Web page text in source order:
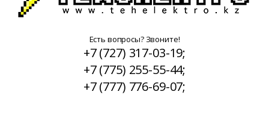
Есть вопросы? Звоните!
+7 (727) 317-03-19;
+7 (775) 255-55-44;
+7 (777) 776-69-07;